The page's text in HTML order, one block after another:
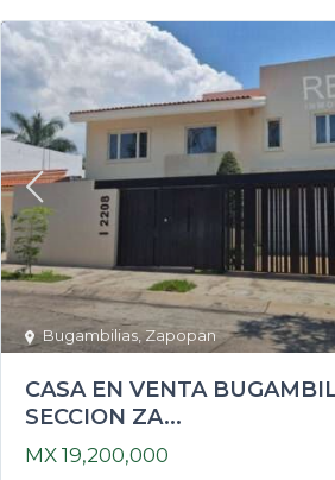
Bugambilias Zapopan
CASA EN VENTA
SECCION ZA...
MX 19,200,000